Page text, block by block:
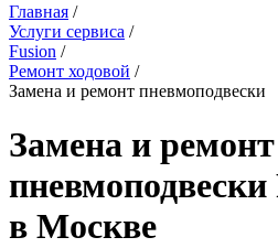
Главная /
Услуги сервиса /
Fusion /
Ремонт ходовой /
Замена и ремонт пневмоподвески
Замена и ремонт
в Москве